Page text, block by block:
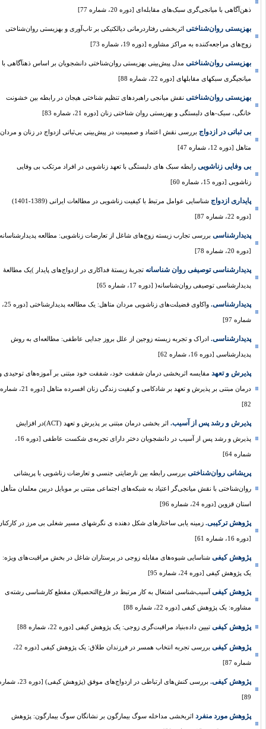
ذهن‌آگاهی با میانجی‌گری سبک‌های مقابله‌ای [دوره 20، شماره 77]
بهزیستی روان‌شناختی اثربخشی رفتاردرمانی دیالکتیکی بر تاب‌آوری و بهزیستی روان‌شناختی
زوج‌های مراجعه‌کننده به مراکز مشاوره [دوره 19، شماره 73]
بهزیستی روان‌شناختی مدل پیش‌بینی بهزیستی روان‌شناختی دانشجویان بر اساس ذهنآگاهی با
میانجیگری سبکهای مقابلهای [دوره 22، شماره 88]
بهزیستی روان‌شناختی نقش میانجی راهبردهای تنظیم شناختی هیجان در رابطه بین خشونت
خانگی، سبک-های دلبستگی و بهزیستی روان شناختی زنان [دوره 21، شماره 83]
بی ثباتی در ازدواج بررسی نقش اعتماد و صمیمیت در پیش‌بینی بی‌ثباتی ازدواج در زنان و مردان
متاهل [دوره 12، شماره 47]
بی وفایی زناشویی رابطه سبک های دلبستگی با تعهد زناشویی در افراد مرتکب بی وفایی
زناشویی [دوره 15، شماره 60]
پایداری ازدواج شناسایی عوامل مرتبط با کیفیت زناشویی در مطالعات ایرانی (1389-1401)
[دوره 22، شماره 87]
پدیدارشناسی بررسی تجارب زیسته زوج‌های شاغل از تعارضات زناشویی: مطالعه پدیدارشناسانه
[دوره 20، شماره 78]
پدیدارشناسی توصیفی روان شناسانه تجربۀ زیستۀ فداکاری در ازدواج‌های پایدار )یک مطالعۀ
پدیدارشناسی توصیفی روان‌شناسانه( [دوره 17، شماره 65]
پدیدارشناسی. واکاوی فضیلت‌های زناشویی مردان متاهل: یک مطالعه پدیدارشناختی [دوره 25،
شماره 97]
پدیدارشناسی. ادراک و تجربه زیسته زوجین از علل بروز جدایی عاطفی: مطالعه‌ای به روش
پدیدارشناسی [دوره 16، شماره 62]
پذیرش و تعهد مقایسه اثربخشی درمان شفقت خود، شفقت خود مبتنی بر آموزه‌های توحیدی و
درمان مبتنی بر پذیرش و تعهد بر شادکامی و کیفیت زندگی زنان افسرده متاهل [دوره 21، شماره
پذیرش و رشد پس از آسیب. اثر بخشی درمان مبتنی بر پذیرش و تعهد (ACT)در افزایش
پذیرش و رشد پس از آسیب در دانشجویان دختر دارای تجربه‌ی شکست عاطفی [دوره 16،
شماره 64]
پریشانی روان‌شناختی بررسی رابطه بین نارضایتی جنسی و تعارضات زناشویی با پریشانی
روان‌شناختی با نقش میانجی‌گر اعتیاد به شبکه‌های اجتماعی مبتنی بر موبایل دربین معلمان متأهل
استان قزوین [دوره 24، شماره 96]
پژوهش ترکیبی. زمینه یابی ساختارهای شکل دهنده ی نگرشهای مسیر شغلی بی مرز در کارکنان
[دوره 16، شماره 61]
پژوهش کیفی شناسایی شیوه‌های مقابله زوجی در پرستاران شاغل در بخش مراقبت‌های ویژه:
یک پژوهش کیفی [دوره 24، شماره 95]
پژوهش کیفی آسیب‌شناسی اشتغال به کار مرتبط در فارغ‌التحصیلان مقطع کارشناسی رشته‌ی
مشاوره: یک پژوهش کیفی [دوره 22، شماره 88]
پژوهش کیفی تبیین داده‌بنیاد ‌مراقبت‌گری زوجی: یک پژوهش کیفی [دوره 22، شماره 88]
پژوهش کیفی بررسی تجربه انتخاب همسر در فرزندان طلاق: یک پژوهش کیفی [دوره 22،
شماره 87]
پژوهش کیفی. بررسی کنش‌های ارتباطی در ازدواج‌های موفق (پژوهش کیفی) [دوره 23، شماره
پژوهش مورد منفرد اثربخشی مداخله سوگ بیمارگون بر نشانگان سوگ بیمارگون: پژوهش